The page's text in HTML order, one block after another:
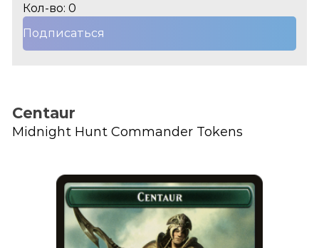
Кол-во: 0
Подписаться
Centaur
Midnight Hunt Commander Tokens